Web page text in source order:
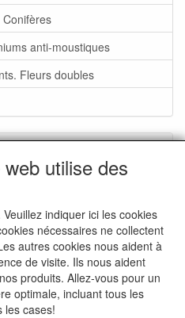
anti-moustiques
Fleurs doubles
utilise des
indiquer ici les cookies
nécessaires ne collectent
autres cookies nous aident à
de visite. Ils nous aident
produits. Allez-vous pour un
optimale, incluant tous les
les cases!